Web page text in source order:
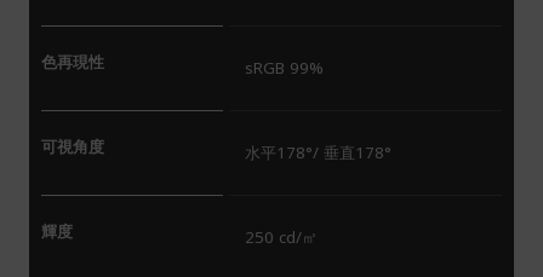
色再現性 sRGB 99%
可視角度 水平178°/ 垂直178°
輝度 250 cd/㎡